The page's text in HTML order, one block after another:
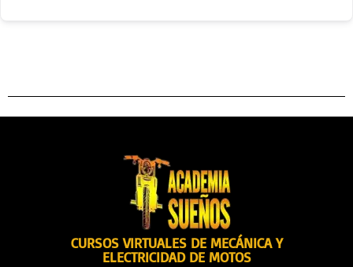
CURSOS VIRTUALES DE MECÁNICA Y
ELECTRICIDAD DE MOTOS